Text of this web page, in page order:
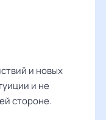
и новых
и не
стороне.